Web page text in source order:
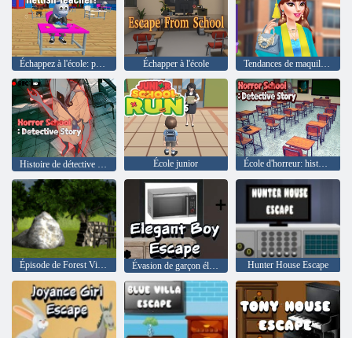
Échapper à l'école
Histoire de détective de l'école d'horreur École junior École d'horreur: histoire de détective
Épisode de Forest Village Esponge 2 Évasion de garçon élégant Hunter House Escape